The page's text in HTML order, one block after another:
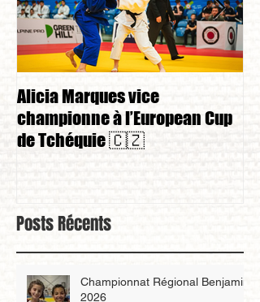
Alicia Marques vice
championne à l’European Cup
de Tchéquie 🇨🇿
Posts Récents
Championnat Régional Benjamin
2026